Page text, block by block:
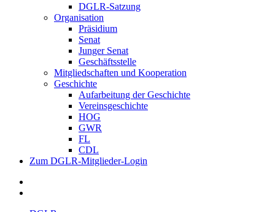
DGLR-Satzung
Organisation
Präsidium
Senat
Junger Senat
Geschäftsstelle
Mitgliedschaften und Kooperation
Geschichte
Aufarbeitung der Geschichte
Vereinsgeschichte
HOG
GWR
FL
CDL
Zum DGLR-Mitglieder-Login